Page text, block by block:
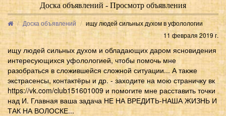
Доска объявлений - Просмотр объявления
Доска объявлений
ищу людей сильных духом в уфолологии
11 февраля 2019 г.
ищу людей сильных духом и обладающих даром ясновидения
интересующихся уфолологией, чтобы помочь мне
разобраться в сложившейся сложной ситуации... А также
экстрасенсы, контактёры и др. - заходите на мою страничку вк
https://vk.com/club151601009 и помогите мне расставить точки
над И. Главная ваша задача НЕ НА ВРЕДИТЬ-НАША ЖИЗНЬ И
ТАК НА ВОЛОСКЕ...